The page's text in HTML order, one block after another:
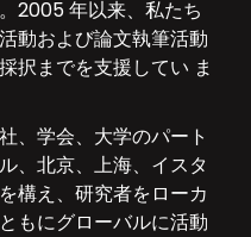
2005 年以来、私たち
動および論文執筆活動
択までを支援してい ま
、学会、大学のパート
、北京、上海、イスタ
構え、研究者をローカ
もにグローバルに活動